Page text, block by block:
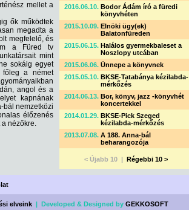
mellet a
ők működtek
megadta a
megfelelő, és
a Füred tv
mint
sokáig egyet
főleg a német
angol és a
kapnának
bál nemzetközi
élőzenés
a nézőkre.
2016.06.10. Bodor Ádám író a füredi
könyvhéten
2015.10.09. Elnöki ügy(ek)
Balatonfüreden
2015.06.15. Halálos gyermekbaleset a
Noszlopy utcában
2015.06.06. Ünnepe a könyvnek
2015.05.10. BKSE-Tatabánya kézilabda-
mérkőzés
2014.06.13. Bor, könyv, jazz -könyvhét
koncertekkel
2014.01.29. BKSE-Pick Szeged
kézilabda-mérkőzés
2013.07.08. A 188. Anna-bál
beharangozója
< Újabb 10 | Régebbi 10 >
elveink | Developed & Designed by GEKKOSOFT